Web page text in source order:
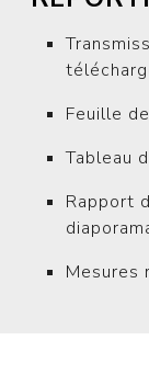
Feuille
Tableau
Rapport
Mesures